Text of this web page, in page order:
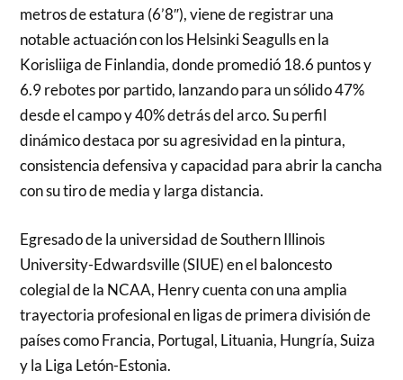
metros de estatura (6’8″), viene de registrar una
notable actuación con los Helsinki Seagulls en la
Korisliiga de Finlandia, donde promedió 18.6 puntos y
6.9 rebotes por partido, lanzando para un sólido 47%
desde el campo y 40% detrás del arco. Su perfil
dinámico destaca por su agresividad en la pintura,
consistencia defensiva y capacidad para abrir la cancha
con su tiro de media y larga distancia.
Egresado de la universidad de Southern Illinois
University-Edwardsville (SIUE) en el baloncesto
colegial de la NCAA, Henry cuenta con una amplia
trayectoria profesional en ligas de primera división de
países como Francia, Portugal, Lituania, Hungría, Suiza
y la Liga Letón-Estonia.